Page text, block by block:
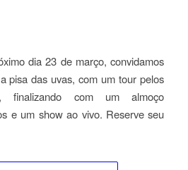
dia 23 de março, convidamos
pisa das uvas, com um tour pelos
finalizando com um almoço
e um show ao vivo. Reserve seu